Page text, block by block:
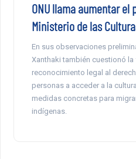
ONU llama aumentar el
Ministerio de las
En sus observaciones
Xanthaki también cuestionó la
reconocimiento legal al
personas a acceder a la
medidas concretas para
indígenas.